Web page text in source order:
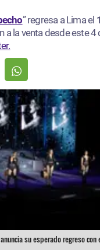
” regresa a Lima el
a la venta desde este
su esperado regreso con